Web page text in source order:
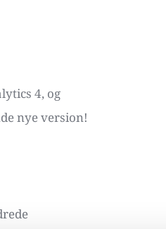
4, og
nye version!